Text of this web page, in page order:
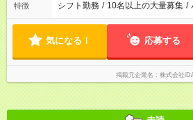
特徴 シフト勤務 / 10名以上の大量募集 /
気になる！ 応募する
掲載元企業名 株式会社